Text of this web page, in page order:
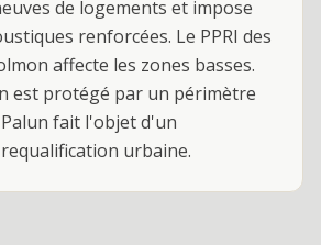
de logements et impose
renforcées. Le PPRI des
affecte les zones basses.
est protégé par un périmètre
fait l'objet d'un
urbaine.